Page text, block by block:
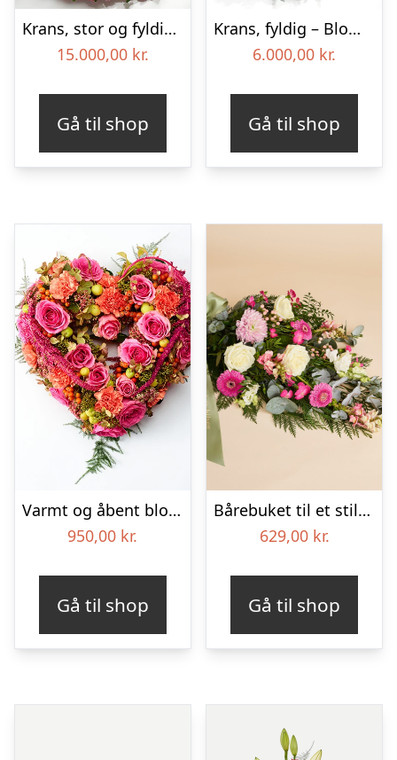
Krans, stor og fyldig – Blomster til begravelse
15.000,00 kr.
Gå til shop
Krans, fyldig – Blomster til begravelse
6.000,00 kr.
Gå til shop
Varmt og åbent blomsterhjerte – Blomster til begravelse
950,00 kr.
Gå til shop
Bårebuket til et stille farvel med bånd
629,00 kr.
Gå til shop